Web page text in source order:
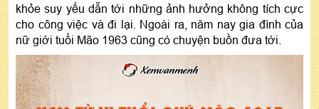
khỏe suy yếu dẫn tới những ảnh hưởng không tích cực
cho công việc và đi lại. Ngoài ra, năm nay gia đình của
nữ giới tuổi Mão 1963 cũng có chuyện buồn đưa tới.